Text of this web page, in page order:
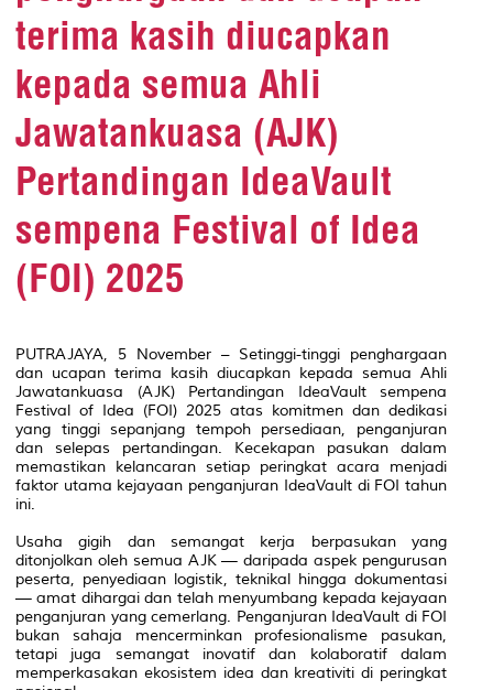
terima kasih diucapkan
kepada semua Ahli
Jawatankuasa (AJK)
Pertandingan IdeaVault
sempena Festival of Idea
(FOI) 2025
PUTRAJAYA, 5 November – Setinggi-tinggi penghargaan
dan ucapan terima kasih diucapkan kepada semua Ahli
Jawatankuasa (AJK) Pertandingan IdeaVault sempena
Festival of Idea (FOI) 2025 atas komitmen dan dedikasi
yang tinggi sepanjang tempoh persediaan, penganjuran
dan selepas pertandingan. Kecekapan pasukan dalam
memastikan kelancaran setiap peringkat acara menjadi
faktor utama kejayaan penganjuran IdeaVault di FOI tahun
ini.
Usaha gigih dan semangat kerja berpasukan yang
ditonjolkan oleh semua AJK — daripada aspek pengurusan
peserta, penyediaan logistik, teknikal hingga dokumentasi
— amat dihargai dan telah menyumbang kepada kejayaan
penganjuran yang cemerlang. Penganjuran IdeaVault di FOI
bukan sahaja mencerminkan profesionalisme pasukan,
tetapi juga semangat inovatif dan kolaboratif dalam
memperkasakan ekosistem idea dan kreativiti di peringkat